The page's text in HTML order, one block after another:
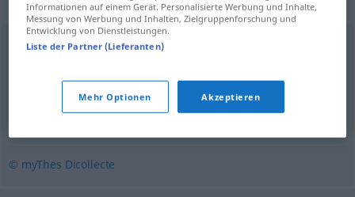
discutailler ,argumenter,atermoyer
raisonner,pérorer,discourir,chicaner,ergoter
disputer,disserter ratiociner,répéter
© myThes Dicollecte
Informationen auf einem Gerät. Personalisierte Werbung und Inhalte,
Messung von Werbung und Inhalten, Zielgruppenforschung und
Entwicklung von Dienstleistungen.
Liste der Partner (Lieferanten)
Mehr Optionen Akzeptieren